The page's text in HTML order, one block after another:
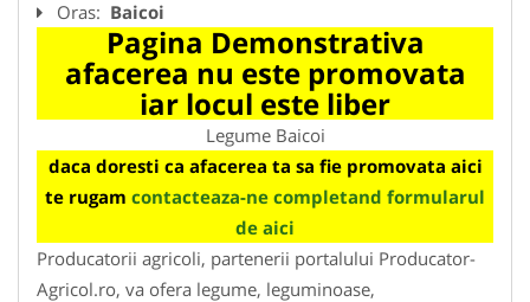
Oras: Baicoi
Pagina Demonstrativa
afacerea nu este promovata
iar locul este liber
Legume Baicoi
daca doresti ca afacerea ta sa fie promovata aici
te rugam contacteaza-ne completand formularul
de aici
Producatorii agricoli, partenerii portalului Producator-
Agricol.ro, va ofera legume, leguminoase,